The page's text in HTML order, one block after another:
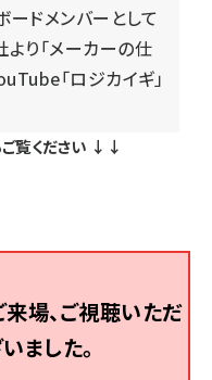
ドメンバーとして
り「メーカーの仕
「ロジカイギ」
来場、ご視聴いただ
ました。